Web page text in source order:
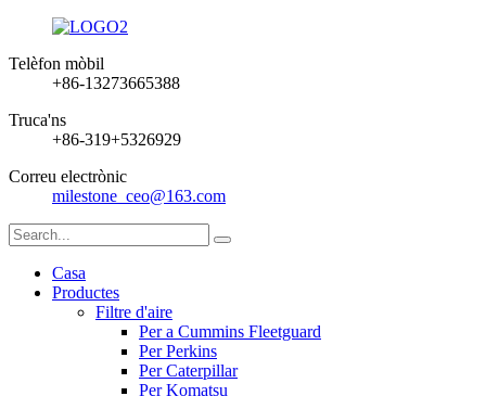
Telèfon mòbil
+86-13273665388
Truca'ns
+86-319+5326929
Correu electrònic
milestone_ceo@163.com
Casa
Productes
Filtre d'aire
Per a Cummins Fleetguard
Per Perkins
Per Caterpillar
Per Komatsu